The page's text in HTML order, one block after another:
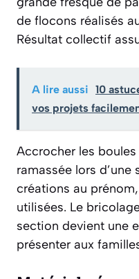
de flocons réalisés
Résultat collectif
A lire aussi 10
vos projets
Accrocher les
ramassée lors d’une
créations au
utilisées. Le
section devient une
présenter aux